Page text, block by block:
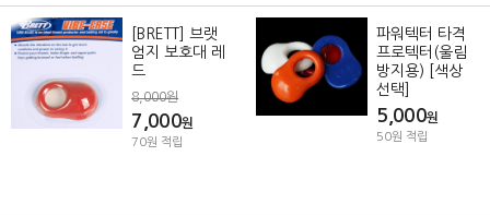
[BRETT] 브랫
엄지 보호대 레
드
8,000원
7,000원
70원 적립
파워텍터 타격
프로텍터(울림
방지용) [색상
선택]
5,000원
50원 적립